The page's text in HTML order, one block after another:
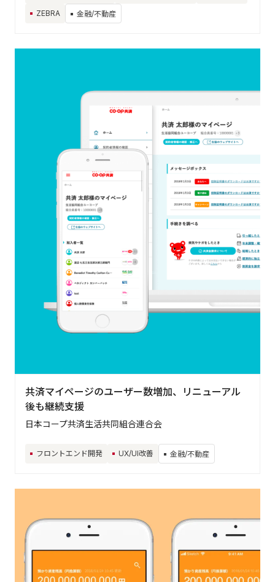
ZEBRA 金融/不動産
共済マイページのユーザー数増加、リニューアル
後も継続支援
日本コープ共済生活共同組合連合会
フロントエンド開発 UX/UI改善 金融/不動産